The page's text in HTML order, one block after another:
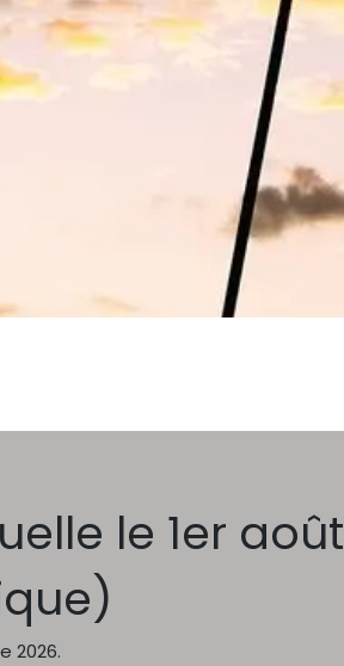
le 1er août
2026.